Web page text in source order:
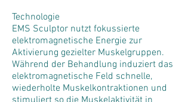
Technologie
EMS Sculptor nutzt fokussierte
elektromagnetische Energie zur
Aktivierung gezielter Muskelgruppen.
Während der Behandlung induziert das
elektromagnetische Feld schnelle,
wiederholte Muskelkontraktionen und